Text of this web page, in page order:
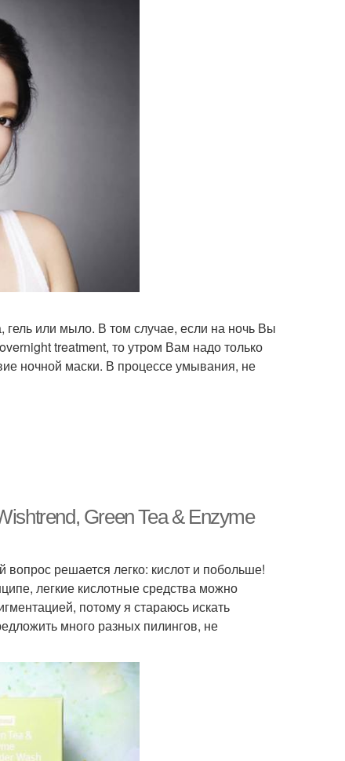
или мыло. В том случае, если на ночь Вы
treatment, то утром Вам надо только
ночной маски. В процессе умывания, не
Green Tea & Enzyme
решается легко: кислот и побольше!
легкие кислотные средства можно
потому я стараюсь искать
много разных пилингов, не